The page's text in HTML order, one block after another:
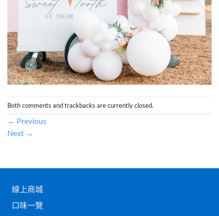
Both comments and trackbacks are currently closed.
← Previous
Next →
線上商城
口味一覽